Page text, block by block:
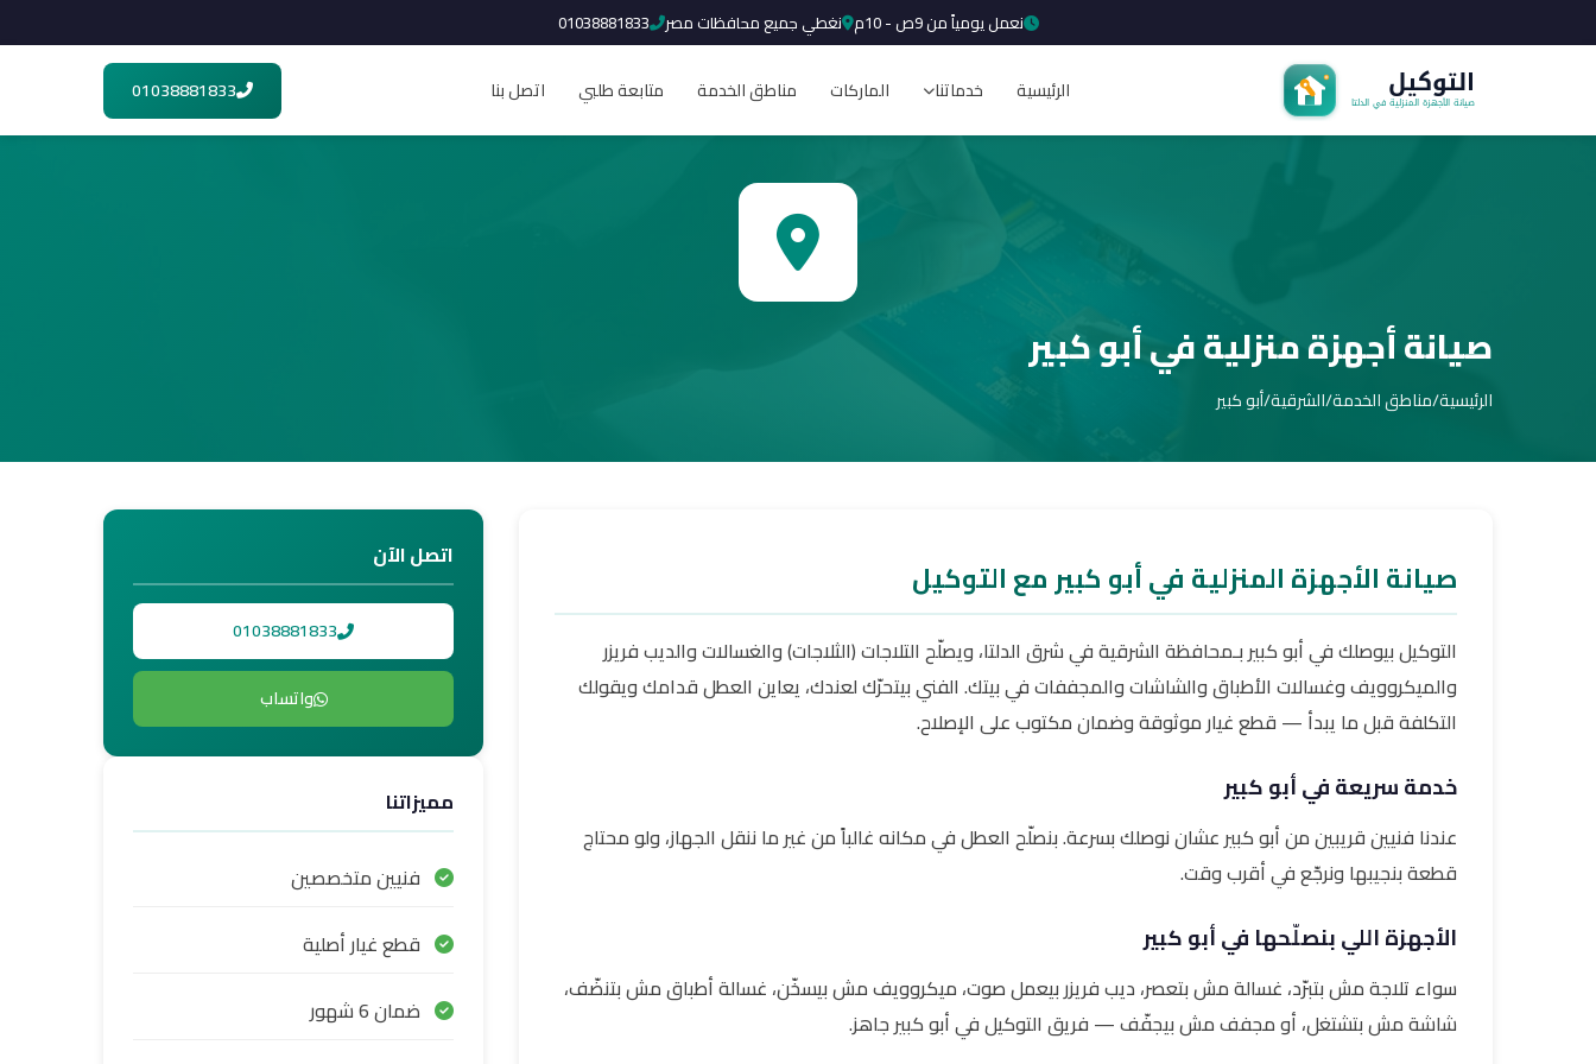
نعمل يومياً من 9ص - 10م نغطي جميع محافظات مصر 01038881833
الرئيسية خدماتنا الماركات مناطق الخدمة متابعة طلبي اتصل بنا 01038881833
صيانة أجهزة منزلية في أبو كبير
الرئيسية/مناطق الخدمة/الشرقية/أبو كبير
صيانة الأجهزة المنزلية في أبو كبير مع التوكيل
التوكيل بيوصلك في أبو كبير بـمحافظة الشرقية في شرق الدلتا، ويصلّح التلاجات (الثلاجات) والغسالات والديب فريزر
والميكروويف وغسالات الأطباق والشاشات والمجففات في بيتك. الفني بيتحرّك لعندك، يعاين العطل قدامك ويقولك
التكلفة قبل ما يبدأ — قطع غيار موثوقة وضمان مكتوب على الإصلاح.
خدمة سريعة في أبو كبير
عندنا فنيين قريبين من أبو كبير عشان نوصلك بسرعة. بنصلّح العطل في مكانه غالباً من غير ما ننقل الجهاز، ولو محتاج
قطعة بنجيبها ونرجّع في أقرب وقت.
الأجهزة اللي بنصلّحها في أبو كبير
سواء تلاجة مش بتبرّد، غسالة مش بتعصر، ديب فريزر بيعمل صوت، ميكروويف مش بيسخّن، غسالة أطباق مش بتنضّف،
شاشة مش بتشتغل، أو مجفف مش بيجفّف — فريق التوكيل في أبو كبير جاهز.
اتصل الآن
01038881833
واتساب
مميزاتنا
فنيين متخصصين
قطع غيار أصلية
ضمان 6 شهور